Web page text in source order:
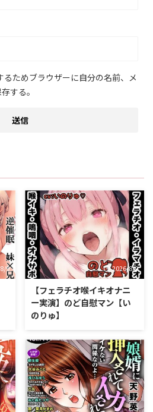
ためブラウザーに自分の名前、メ
する。
9 2026/8/9
【フェラチオ喉イキオナニ
ー実演】のど自慰マン【い
のりゅ】